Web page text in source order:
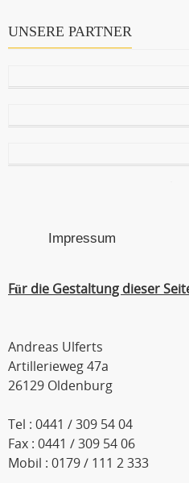
UNSERE PARTNER
Impressum
Für die Gestaltung dieser
Andreas Ulferts
Artillerieweg 47a
26129 Oldenburg
Tel : 0441 / 309 54 04
Fax : 0441 / 309 54 06
Mobil : 0179 / 111 2 333